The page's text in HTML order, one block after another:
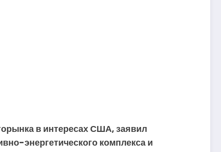
в интересах США, заявил
энергетического комплекса и